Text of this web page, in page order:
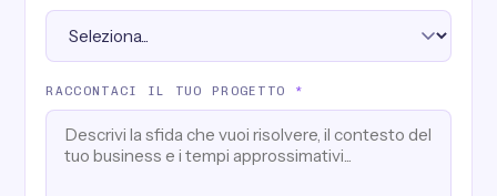
RACCONTACI IL TUO PROGETTO *